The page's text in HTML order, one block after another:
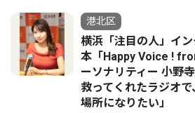
港北区
横浜「注目の人」イ
本「Happy Voice !
ーソナリティー 小野
救ってくれたラジオ
場所になりたい」